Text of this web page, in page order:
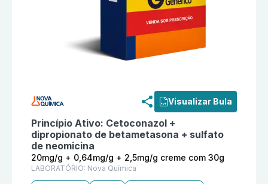
Visualizar Bula
Princípio Ativo: Cetoconazol +
dipropionato de betametasona + sulfato
de neomicina
20mg/g + 0,64mg/g + 2,5mg/g creme com 30g
LABORATÓRIO: Nova Química